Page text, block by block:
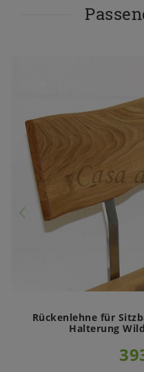
Rückenlehne für
Halterung